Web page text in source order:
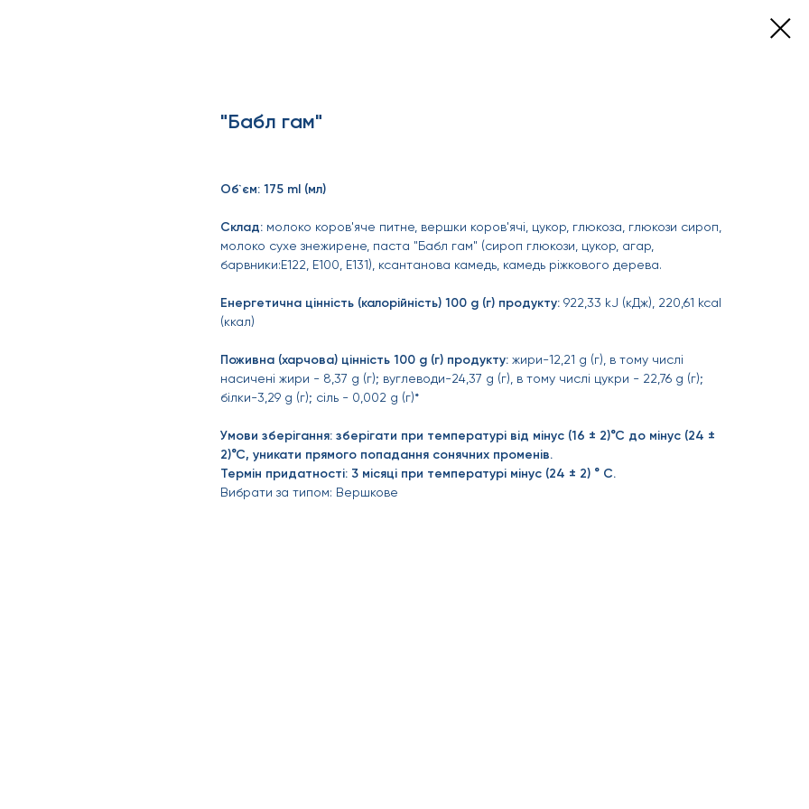
"Бабл гам"
Об`єм: 175 ml (мл)
Склад: молоко коров'яче питне, вершки коров'ячі, цукор, глюкоза, глюкози сироп,
молоко сухе знежирене, паста "Бабл гам" (сироп глюкози, цукор, агар,
барвники:Е122, Е100, Е131), ксантанова камедь, камедь ріжкового дерева.
Енергетична цінність (калорійність) 100 g (г) продукту: 922,33 kJ (кДж), 220,61 kcal
(ккал)
Поживна (харчова) цінність 100 g (г) продукту: жири-12,21 g (г), в тому числі
насичені жири - 8,37 g (г); вуглеводи-24,37 g (г), в тому числі цукри - 22,76 g (г);
білки-3,29 g (г); сіль - 0,002 g (г)*
Умови зберігання: зберігати при температурі від мінус (16 ± 2)°С до мінус (24 ±
2)°С, уникати прямого попадання сонячних променів.
Термін придатності: 3 місяці при температурі мінус (24 ± 2) ° С.
Вибрати за типом: Вершкове